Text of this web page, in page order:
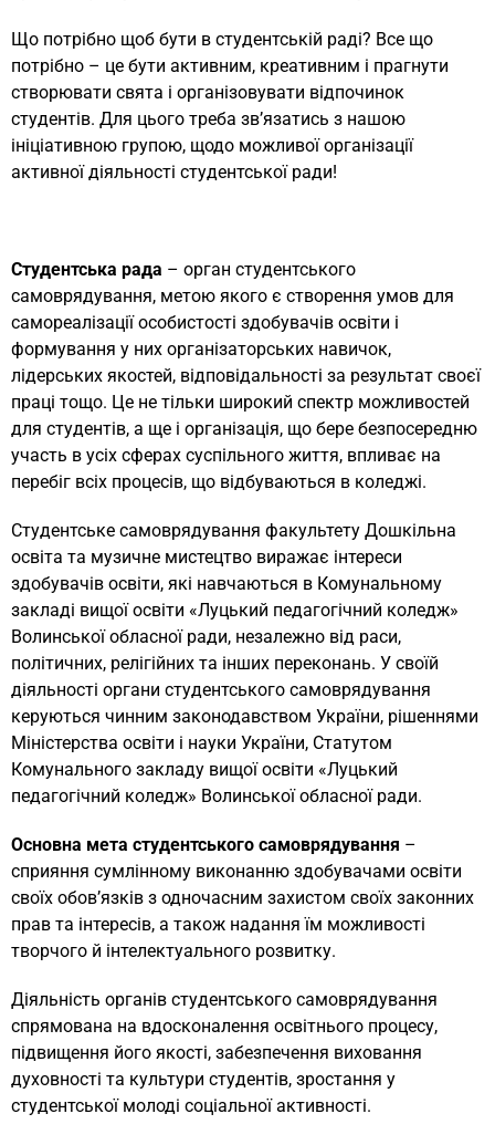
Що потрібно щоб бути в студентській раді? Все що
потрібно – це бути активним, креативним і прагнути
створювати свята і організовувати відпочинок
студентів. Для цього треба зв’язатись з нашою
ініціативною групою, щодо можливої організації
активної діяльності студентської ради!
Cтудентська рада – орган студентського
самоврядування, метою якого є створення умов для
самореалізації особистості здобувачів освіти і
формування у них організаторських навичок,
лідерських якостей, відповідальності за результат своєї
праці тощо. Це не тільки широкий спектр можливостей
для студентів, а ще і організація, що бере безпосередню
участь в усіх сферах суспільного життя, впливає на
перебіг всіх процесів, що відбуваються в коледжі.
Студентське самоврядування факультету Дошкільна
освіта та музичне мистецтво виражає інтереси
здобувачів освіти, які навчаються в Комунальному
закладі вищої освіти «Луцький педагогічний коледж»
Волинської обласної ради, незалежно від раси,
політичних, релігійних та інших переконань. У своїй
діяльності органи студентського самоврядування
керуються чинним законодавством України, рішеннями
Міністерства освіти і науки України, Статутом
Комунального закладу вищої освіти «Луцький
педагогічний коледж» Волинської обласної ради.
Основна мета студентського самоврядування –
сприяння сумлінному виконанню здобувачами освіти
своїх обов’язків з одночасним захистом своїх законних
прав та інтересів, а також надання їм можливості
творчого й інтелектуального розвитку.
Діяльність органів студентського самоврядування
спрямована ​​на вдосконалення освітнього процесу,
підвищення його якості, забезпечення виховання
духовності та культури студентів, зростання у
студентської молоді соціальної активності.